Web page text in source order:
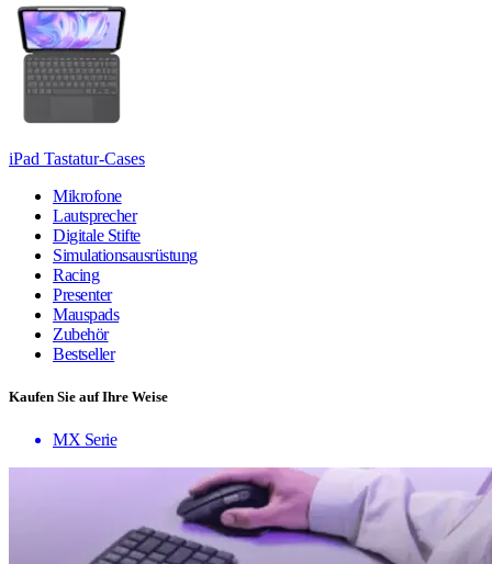
iPad Tastatur-Cases
Mikrofone
Lautsprecher
Digitale Stifte
Simulationsausrüstung
Racing
Presenter
Mauspads
Zubehör
Bestseller
Kaufen Sie auf Ihre Weise
MX Serie